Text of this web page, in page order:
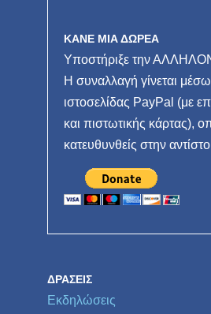
ΚΑΝΕ ΜΙΑ ΔΩΡΕΑ
Υποστήριξε την ΑΛΛΗΛΟΝ
Η συναλλαγή γίνεται
ιστοσελίδας PayPal (με
και πιστωτικής κάρτας),
κατευθυνθείς στην
ΔΡΆΣΕΙΣ
Εκδηλώσεις